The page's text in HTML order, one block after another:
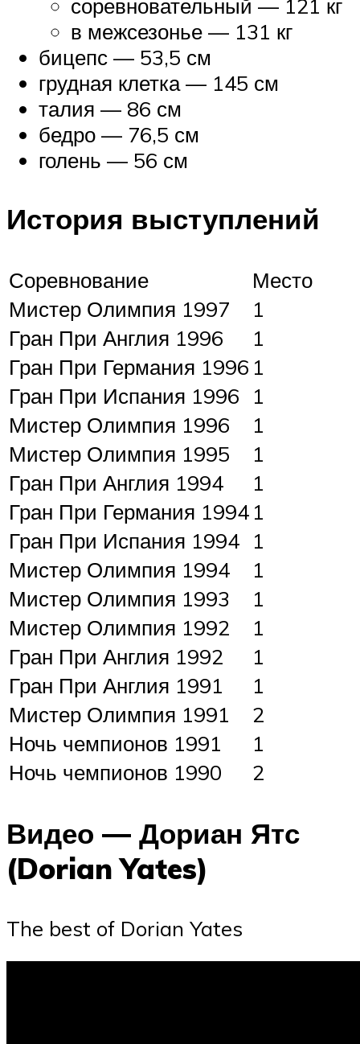
соревновательный — 121 кг
в межсезонье — 131 кг
бицепс — 53,5 см
грудная клетка — 145 см
талия — 86 см
бедро — 76,5 см
голень — 56 см
История выступлений
Соревнование
Место
Мистер Олимпия 1997
1
Гран При Англия 1996
1
Гран При Германия 1996 1
Гран При Испания 1996
1
Мистер Олимпия 1996
1
Мистер Олимпия 1995
1
Гран При Англия 1994
1
Гран При Германия 1994 1
Гран При Испания 1994 1
Мистер Олимпия 1994
1
Мистер Олимпия 1993
1
Мистер Олимпия 1992
1
Гран При Англия 1992
1
Гран При Англия 1991
1
Мистер Олимпия 1991
2
Ночь чемпионов 1991
1
Ночь чемпионов 1990
2
Видео — Дориан Ятс
(Dorian Yates)
The best of Dorian Yates